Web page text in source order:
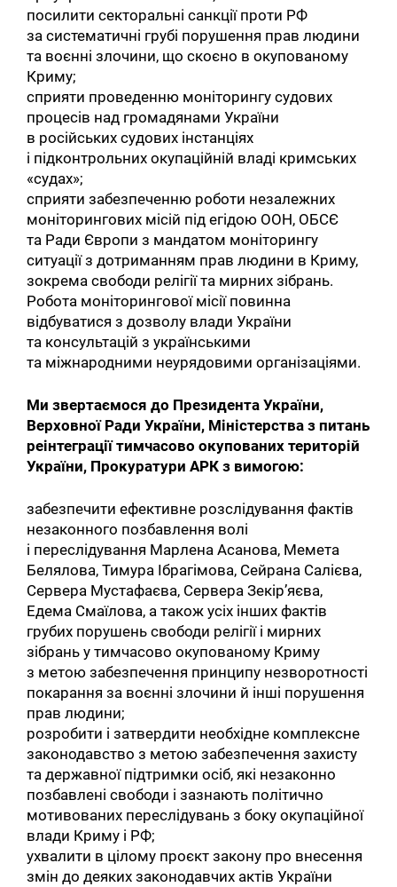
посилити секторальні санкції проти РФ
за систематичні грубі порушення прав людини
та воєнні злочини, що скоєно в окупованому
Криму;
сприяти проведенню моніторингу судових
процесів над громадянами України
в російських судових інстанціях
і підконтрольних окупаційній владі кримських
«судах»;
сприяти забезпеченню роботи незалежних
моніторингових місій під егідою ООН, ОБСЄ
та Ради Європи з мандатом моніторингу
ситуації з дотриманням прав людини в Криму,
зокрема свободи релігії та мирних зібрань.
Робота моніторингової місії повинна
відбуватися з дозволу влади України
та консультацій з українськими
та міжнародними неурядовими організаціями.
Ми звертаємося до Президента України,
Верховної Ради України, Міністерства з питань
реінтеграції тимчасово окупованих територій
України, Прокуратури АРК з вимогою:
забезпечити ефективне розслідування фактів
незаконного позбавлення волі
і переслідування Марлена Асанова, Мемета
Белялова, Тимура Ібрагімова, Сейрана Салієва,
Сервера Мустафаєва, Сервера Зекір’яєва,
Едема Смаїлова, а також усіх інших фактів
грубих порушень свободи релігії і мирних
зібрань у тимчасово окупованому Криму
з метою забезпечення принципу незворотності
покарання за воєнні злочини й інші порушення
прав людини;
розробити і затвердити необхідне комплексне
законодавство з метою забезпечення захисту
та державної підтримки осіб, які незаконно
позбавлені свободи і зазнають політично
мотивованих переслідувань з боку окупаційної
влади Криму і РФ;
ухвалити в цілому проєкт закону про внесення
змін до деяких законодавчих актів України